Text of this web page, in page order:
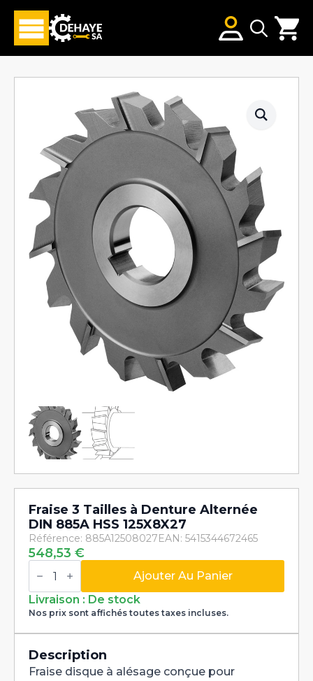
Fraise 3 Tailles à Denture Alternée
DIN 885A HSS 125X8X27
Référence: 885A12508027EAN: 5415344672465
548,53 €
quantité
de
3
Tailles
Denture
DIN
885A
HSS
Ajouter Au Panier
Livraison : De stock
Nos prix sont affichés toutes taxes incluses.
Description
Fraise disque à alésage conçue pour